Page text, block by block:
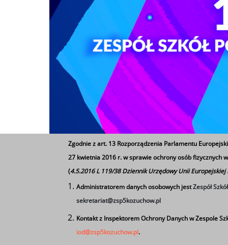
Zgodnie z art. 13 Rozporządzenia Parlamentu
27 kwietnia 2016 r. w sprawie ochrony osób fizycznych
(4.5.2016 L 119/38 Dziennik Urzędowy Unii Europejskiej
Administratorem danych osobowych jestZespół
sekretariat@zsp5kozuchow.pl
Kontakt z Inspektorem Ochrony Danych w Zespole
iod@zsp5kozuchow.pl.